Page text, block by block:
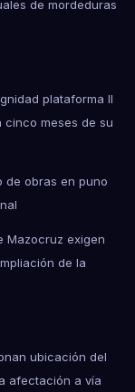
de mordeduras
plataforma II
cinco meses de su
de obras en puno
Mazocruz exigen
de la
ubicación del
afectación a vía